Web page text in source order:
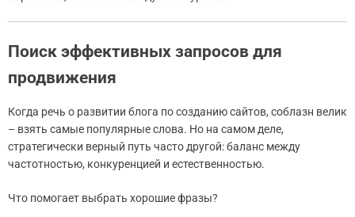
Поиск эффективных запросов для
продвижения
Когда речь о развитии блога по созданию сайтов, соблазн велик
– взять самые популярные слова. Но на самом деле,
стратегически верный путь часто другой: баланс между
частотностью, конкуренцией и естественностью.
Что помогает выбрать хорошие фразы?